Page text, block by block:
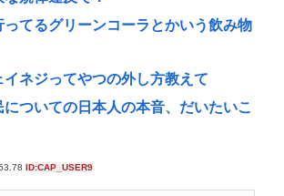
ってるグリーンコーラとかいう飲み物
イネジってやつの外し方教えて
についての日本人の本音、だいたいこ
の資産260兆円が狙われている！ 「被
まされた認識なし」
ID:CAP_USER9